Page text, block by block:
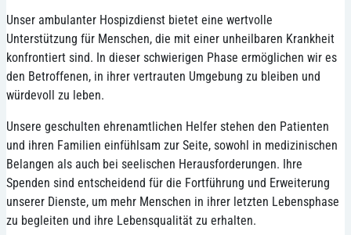
Unser ambulanter Hospizdienst bietet eine wertvolle
Unterstützung für Menschen, die mit einer unheilbaren Krankheit
konfrontiert sind. In dieser schwierigen Phase ermöglichen wir es
den Betroffenen, in ihrer vertrauten Umgebung zu bleiben und
würdevoll zu leben.
Unsere geschulten ehrenamtlichen Helfer stehen den Patienten
und ihren Familien einfühlsam zur Seite, sowohl in medizinischen
Belangen als auch bei seelischen Herausforderungen. Ihre
Spenden sind entscheidend für die Fortführung und Erweiterung
unserer Dienste, um mehr Menschen in ihrer letzten Lebensphase
zu begleiten und ihre Lebensqualität zu erhalten.